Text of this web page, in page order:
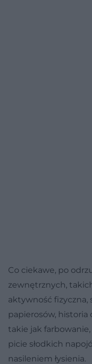
Co ciekawe, po
zewnętrznych,
aktywność fizyczna,
papierosów, historia
takie jak
picie słodkich
nasileniem łysienia.